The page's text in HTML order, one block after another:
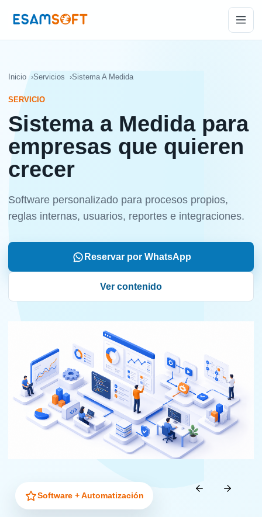
Inicio Servicios Sistema A Medida
SERVICIO
Sistema a Medida para
empresas que quieren
crecer
Software personalizado para procesos propios,
reglas internas, usuarios, reportes e integraciones.
Reservar por WhatsApp
Ver contenido
Software + Automatización